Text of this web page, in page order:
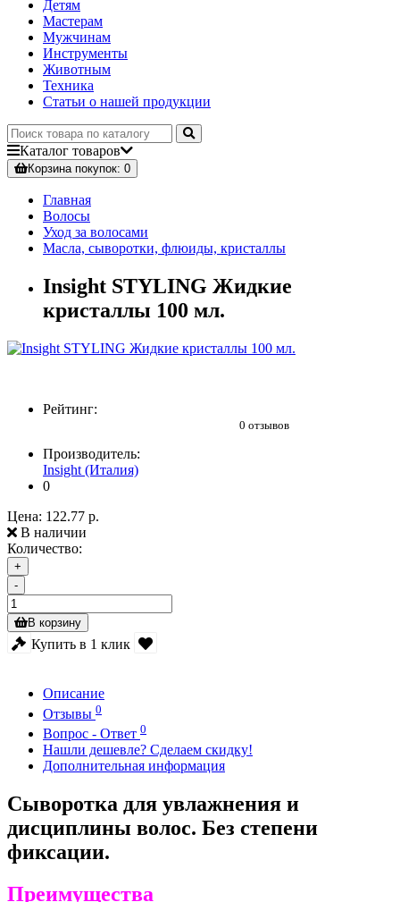
Детям
Мастерам
Мужчинам
Инструменты
Животным
Техника
Статьи о нашей продукции
Каталог товаров
Корзинапокупок: 0
Главная
Волосы
Уход за волосами
Масла, сыворотки, флюиды, кристаллы
Insight STYLING Жидкие
кристаллы 100 мл.
Рейтинг:
0 отзывов
Производитель:
Insight (Италия)
0
Цена: 122.77 р.
В наличии
Количество:
+
-
В корзину
Купить в 1 клик
Описание
Отзывы 0
Вопрос - Ответ 0
Нашли дешевле? Сделаем скидку!
Дополнительная информация
Сыворотка для увлажнения и
дисциплины волос. Без степени
фиксации.
Преимущества